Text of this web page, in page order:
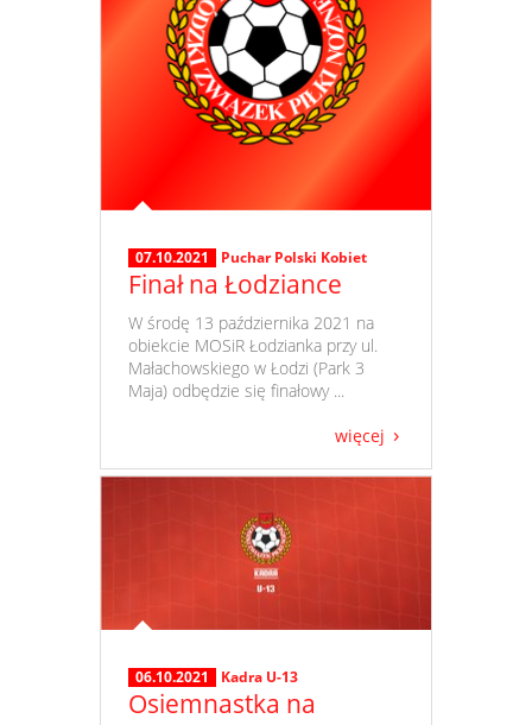
07.10.2021 Puchar Polski Kobiet
Finał na Łodziance
​ W środę 13 października 2021 na
obiekcie MOSiR Łodzianka przy ul.
Małachowskiego w Łodzi (Park 3
Maja) odbędzie się finałowy ...
więcej
06.10.2021 Kadra U-13
Osiemnastka na